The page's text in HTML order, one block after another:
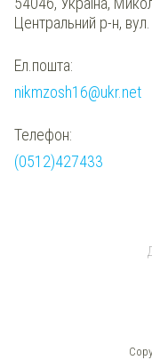
Центральний р-н,
Ел.пошта:
nikmzosh16@ukr.net
Телефон:
(0512)427433